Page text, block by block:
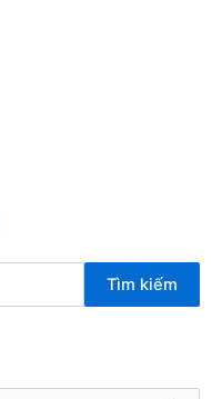
Tìm kiếm